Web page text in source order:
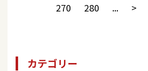
270
280 ... >
カテゴリー